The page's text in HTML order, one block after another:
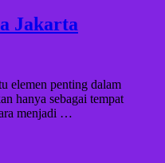
Jakarta
elemen penting dalam
hanya sebagai tempat
menjadi …